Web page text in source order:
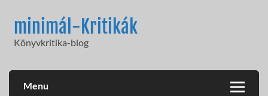
contentminimál-Kritikák
Könyvkritika-blog
Menu